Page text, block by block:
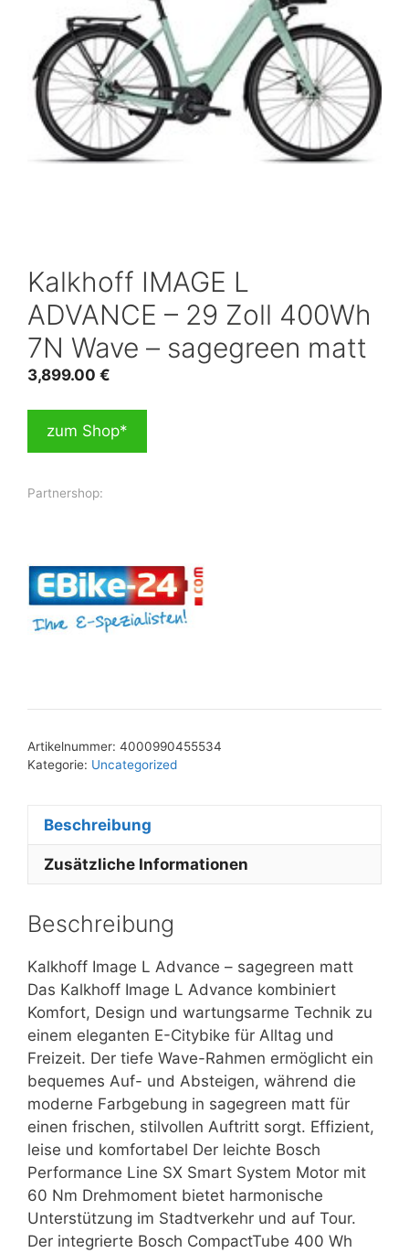
Kalkhoff IMAGE L
ADVANCE – 29 Zoll 400Wh
7N Wave – sagegreen matt
3,899.00 €
zum Shop*
Partnershop:
Artikelnummer: 4000990455534
Kategorie: Uncategorized
Beschreibung
Zusätzliche Informationen
Beschreibung
Kalkhoff Image L Advance – sagegreen matt
Das Kalkhoff Image L Advance kombiniert
Komfort, Design und wartungsarme Technik zu
einem eleganten E-Citybike für Alltag und
Freizeit. Der tiefe Wave-Rahmen ermöglicht ein
bequemes Auf- und Absteigen, während die
moderne Farbgebung in sagegreen matt für
einen frischen, stilvollen Auftritt sorgt. Effizient,
leise und komfortabel Der leichte Bosch
Performance Line SX Smart System Motor mit
60 Nm Drehmoment bietet harmonische
Unterstützung im Stadtverkehr und auf Tour.
Der integrierte Bosch CompactTube 400 Wh